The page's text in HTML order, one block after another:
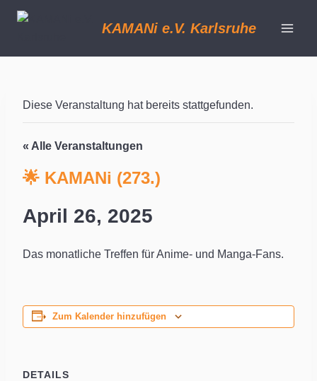
Zum
Inhalt
KAMANi e.V. Karlsruhe
Diese Veranstaltung hat bereits stattgefunden.
« Alle Veranstaltungen
🌟 KAMANi (273.)
April 26, 2025
Das monatliche Treffen für Anime- und Manga-Fans.
Zum Kalender hinzufügen
DETAILS